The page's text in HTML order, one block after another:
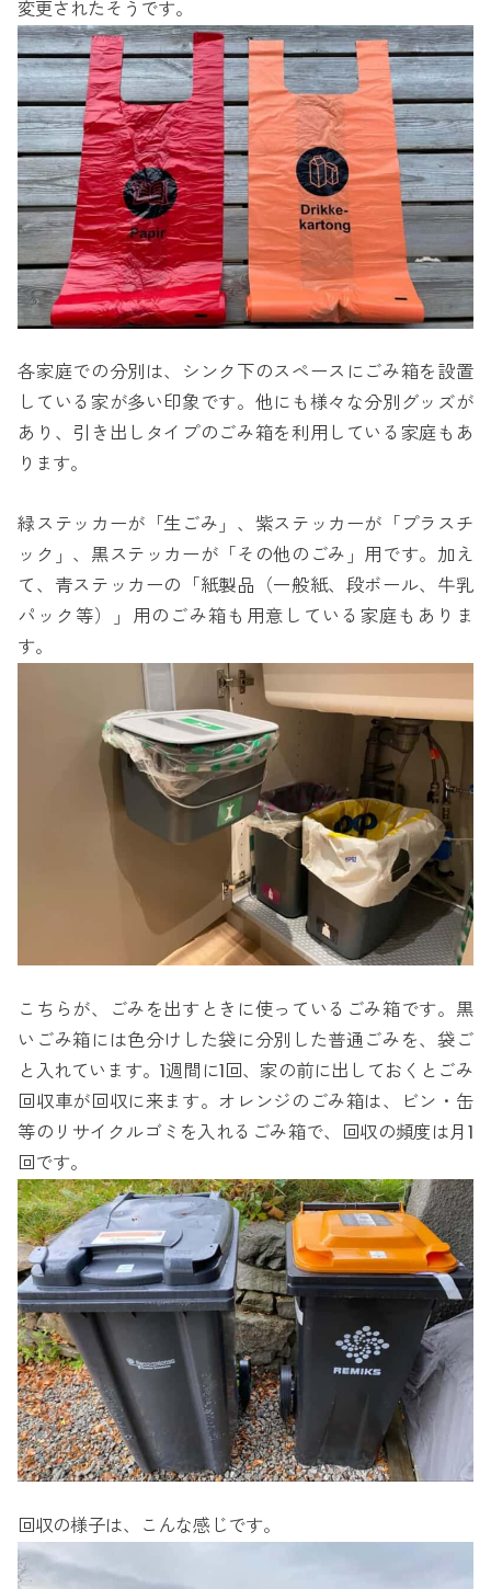
変更されたそうです。
各家庭での分別は、シンク下のスペースにごみ箱を設置
している家が多い印象です。他にも様々な分別グッズが
あり、引き出しタイプのごみ箱を利用している家庭もあ
ります。
緑ステッカーが「生ごみ」、紫ステッカーが「プラスチ
ック」、黒ステッカーが「その他のごみ」用です。加え
て、青ステッカーの「紙製品（一般紙、段ボール、牛乳
パック等）」用のごみ箱も用意している家庭もありま
す。
こちらが、ごみを出すときに使っているごみ箱です。黒
いごみ箱には色分けした袋に分別した普通ごみを、袋ご
と入れています。1週間に1回、家の前に出しておくとごみ
回収車が回収に来ます。オレンジのごみ箱は、ビン・缶
等のリサイクルゴミを入れるごみ箱で、回収の頻度は月1
回です。
回収の様子は、こんな感じです。